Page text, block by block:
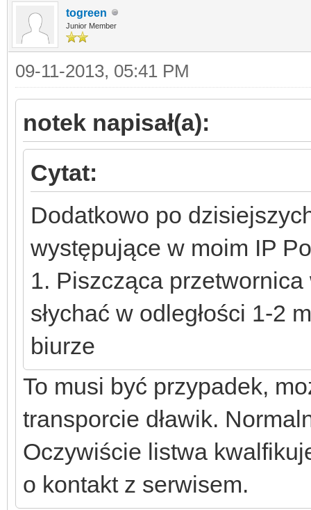
togreen
Junior Member
09-11-2013, 05:41 PM
notek napisał(a):
Cytat:
Dodatkowo po
występujące w moim IP
1. Piszcząca przetwornica
słychać w odległości 1-2
biurze
To musi być przypadek,
transporcie dławik.
Oczywiście listwa
o kontakt z serwisem.